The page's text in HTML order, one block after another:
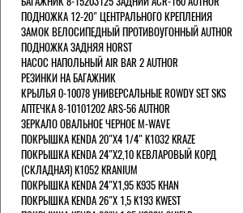
ПОДНОЖКА 12-20" ЦЕНТРАЛЬНОГО КРЕПЛЕНИЯ
ЗАМОК ВЕЛОСИПЕДНЫЙ ПРОТИВОУГОННЫЙ AUTHOR
ПОДНОЖКА ЗАДНЯЯ HORST
НАСОС НАПОЛЬНЫЙ AIR BAR 2 AUTHOR
РЕЗИНКИ НА БАГАЖНИК
КРЫЛЬЯ 0-10078 УНИВЕРСАЛЬНЫЕ ROWDY SET SKS
АПТЕЧКА 8-10101202 ARS-56 AUTHOR
ЗЕРКАЛО ОВАЛЬНОЕ ЧЕРНОЕ M-WAVE
ПОКРЫШКА KENDA 20"Х4 1/4" K1032 KRAZE
ПОКРЫШКА KENDA 24"Х2,10 КЕВЛАРОВЫЙ КОРД
(СКЛАДНАЯ) K1052 KRANIUM
ПОКРЫШКА KENDA 24"Х1,95 K935 KHAN
ПОКРЫШКА KENDA 26"Х 1,5 K193 KWEST